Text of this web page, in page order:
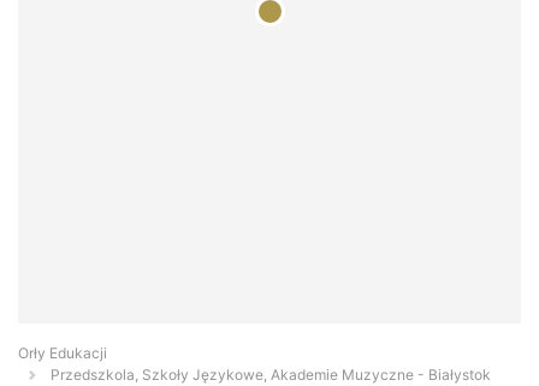
Orły Edukacji
Przedszkola, Szkoły Językowe, Akademie Muzyczne - Białystok